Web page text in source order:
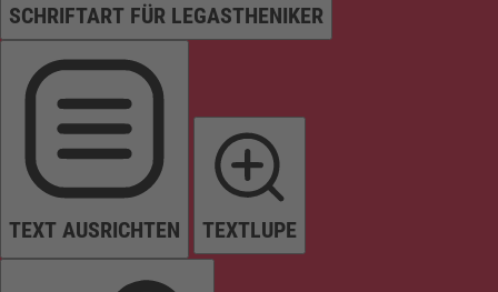
SCHRIFTART FÜR LEGASTHENIKER
TEXT AUSRICHTEN TEXTLUPE